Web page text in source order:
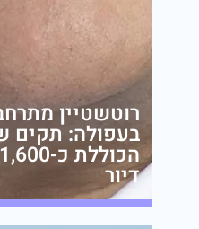
רוטשטיין
בעפולה: תקים
דיור